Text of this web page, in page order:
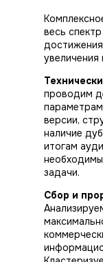
весь
проводим
версии,
наличие
итогам
задачи.
Сбор и